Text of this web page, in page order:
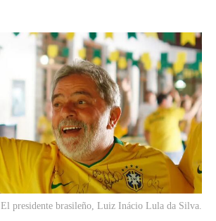
El presidente brasileño, Luiz Inácio Lula da Silva.